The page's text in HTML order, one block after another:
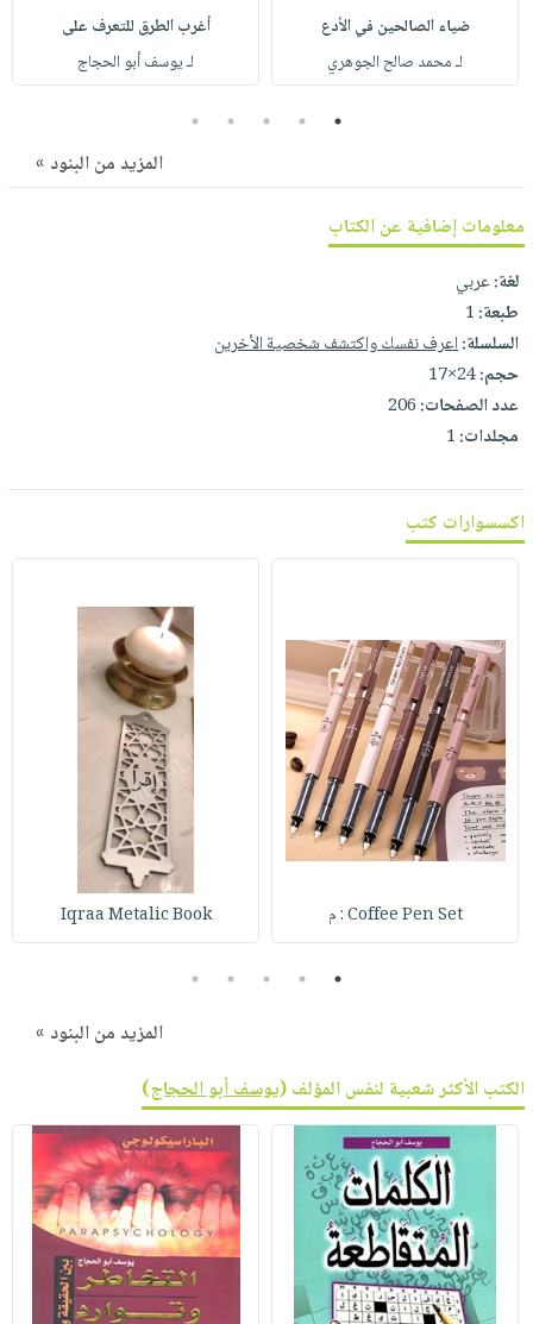
كتابك
تواصل
معنا
ضياء الصالحين في الأدع
لـ محمد صالح الجوهري
أغرب الطرق للتعرف على
لـ يوسف أبو الحجاج
1
2
3
4
5
المزيد من البنود »
معلومات إضافية عن الكتاب
لغة:عربي
طبعة:1
السلسلة:اعرف نفسك واكتشف شخصية الأخرين
حجم:24×17
عدد الصفحات:206
مجلدات:1
اكسسوارات كتب
Coffee Pen Set : م Iqraa Metalic Book
1
2
3
4
5
المزيد من البنود »
الكتب الأكثر شعبية لنفس المؤلف (يوسف أبو الحجاج)